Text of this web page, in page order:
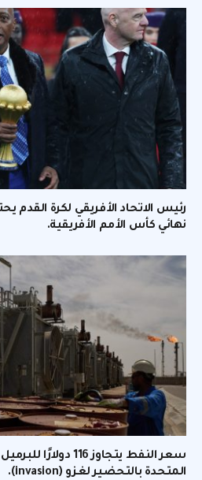
نهائي كأس الأمم الأفريقية.
سعر النفط يتجاوز 116
المتحدة بالتحضير لغزو (invasion).